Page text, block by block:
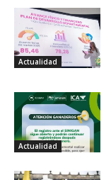
Actualidad
Actualidad